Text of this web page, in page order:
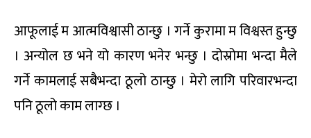
आफूलाई म आत्मविश्वासी ठान्छु । गर्ने कुरामा म विश्वस्त हुन्छु
। अन्योल छ भने यो कारण भनेर भन्छु । दोस्रोमा भन्दा मैले
गर्ने कामलाई सबैभन्दा ठूलो ठान्छु । मेरो लागि परिवारभन्दा
पनि ठूलो काम लाग्छ ।